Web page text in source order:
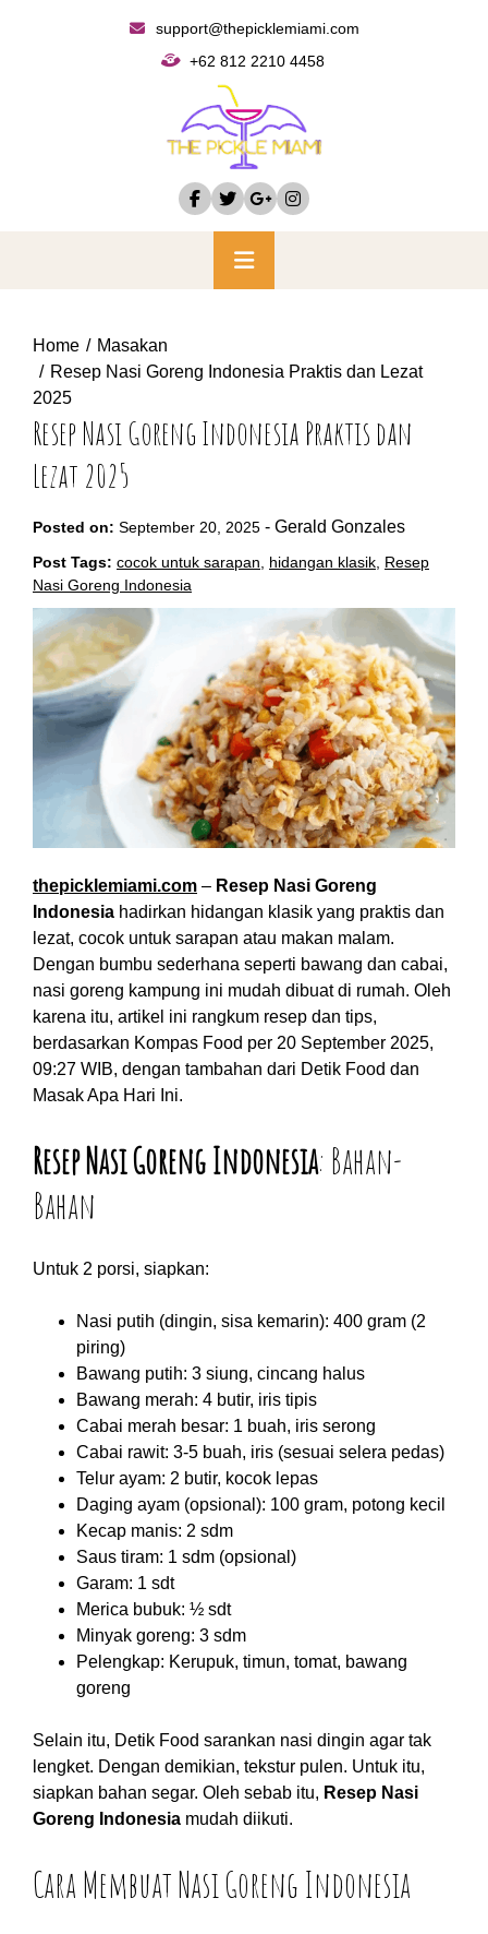
support@thepicklemiami.com
+62 812 2210 4458
Primary
Menu
Home
Masakan
Resep Nasi Goreng Indonesia Praktis dan Lezat
2025
Resep Nasi Goreng Indonesia Praktis dan
Lezat 2025
Posted on: September 20, 2025 - Gerald Gonzales
Post Tags: cocok untuk sarapan, hidangan klasik, Resep
Nasi Goreng Indonesia
thepicklemiami.com – Resep Nasi Goreng
Indonesia hadirkan hidangan klasik yang praktis dan
lezat, cocok untuk sarapan atau makan malam.
Dengan bumbu sederhana seperti bawang dan cabai,
nasi goreng kampung ini mudah dibuat di rumah. Oleh
karena itu, artikel ini rangkum resep dan tips,
berdasarkan Kompas Food per 20 September 2025,
09:27 WIB, dengan tambahan dari Detik Food dan
Masak Apa Hari Ini.
Resep Nasi Goreng Indonesia: Bahan-
Bahan
Untuk 2 porsi, siapkan:
Nasi putih (dingin, sisa kemarin): 400 gram (2
piring)
Bawang putih: 3 siung, cincang halus
Bawang merah: 4 butir, iris tipis
Cabai merah besar: 1 buah, iris serong
Cabai rawit: 3-5 buah, iris (sesuai selera pedas)
Telur ayam: 2 butir, kocok lepas
Daging ayam (opsional): 100 gram, potong kecil
Kecap manis: 2 sdm
Saus tiram: 1 sdm (opsional)
Garam: 1 sdt
Merica bubuk: ½ sdt
Minyak goreng: 3 sdm
Pelengkap: Kerupuk, timun, tomat, bawang
goreng
Selain itu, Detik Food sarankan nasi dingin agar tak
lengket. Dengan demikian, tekstur pulen. Untuk itu,
siapkan bahan segar. Oleh sebab itu, Resep Nasi
Goreng Indonesia mudah diikuti.
Cara Membuat Nasi Goreng Indonesia